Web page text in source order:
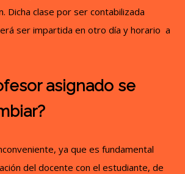
Dicha clase por ser contabilizada
ser impartida en otro día y horario a
asignado se
ya que es fundamental
del docente con el estudiante, de